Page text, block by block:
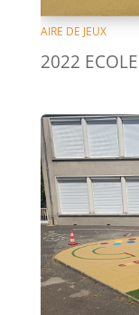
AIRE DE JEUX
2022